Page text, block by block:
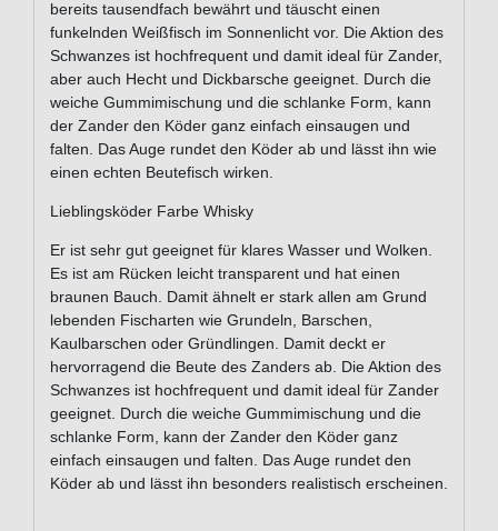
bereits tausendfach bewährt und täuscht einen
funkelnden Weißfisch im Sonnenlicht vor. Die Aktion des
Schwanzes ist hochfrequent und damit ideal für Zander,
aber auch Hecht und Dickbarsche geeignet. Durch die
weiche Gummimischung und die schlanke Form, kann
der Zander den Köder ganz einfach einsaugen und
falten. Das Auge rundet den Köder ab und lässt ihn wie
einen echten Beutefisch wirken.
Lieblingsköder Farbe Whisky
Er ist sehr gut geeignet für klares Wasser und Wolken.
Es ist am Rücken leicht transparent und hat einen
braunen Bauch. Damit ähnelt er stark allen am Grund
lebenden Fischarten wie Grundeln, Barschen,
Kaulbarschen oder Gründlingen. Damit deckt er
hervorragend die Beute des Zanders ab. Die Aktion des
Schwanzes ist hochfrequent und damit ideal für Zander
geeignet. Durch die weiche Gummimischung und die
schlanke Form, kann der Zander den Köder ganz
einfach einsaugen und falten. Das Auge rundet den
Köder ab und lässt ihn besonders realistisch erscheinen.